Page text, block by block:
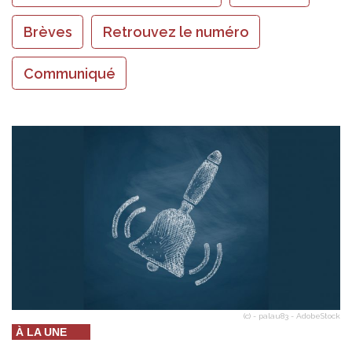
Brèves Retrouvez le numéro
Communiqué
(c) - palau83 - AdobeStock
À LA UNE